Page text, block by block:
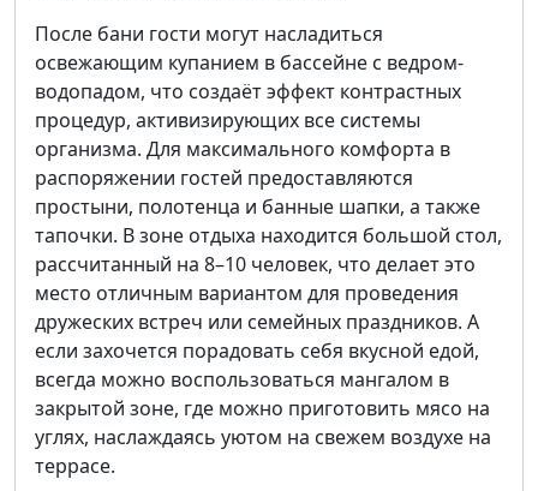
После бани гости могут насладиться
освежающим купанием в бассейне с ведром-
водопадом, что создаёт эффект контрастных
процедур, активизирующих все системы
организма. Для максимального комфорта в
распоряжении гостей предоставляются
простыни, полотенца и банные шапки, а также
тапочки. В зоне отдыха находится большой стол,
рассчитанный на 8–10 человек, что делает это
место отличным вариантом для проведения
дружеских встреч или семейных праздников. А
если захочется порадовать себя вкусной едой,
всегда можно воспользоваться мангалом в
закрытой зоне, где можно приготовить мясо на
углях, наслаждаясь уютом на свежем воздухе на
террасе.